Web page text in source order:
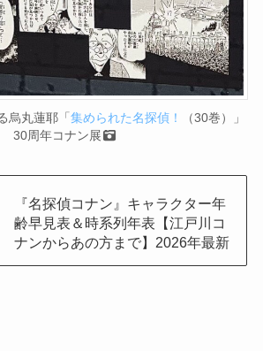
烏丸蓮耶「集められた名探偵！
（30巻）」
30周年コナン展
『名探偵コナン』キャラクター年
齢早見表＆時系列年表【江戸川コ
ナンからあの方まで】2026年最新